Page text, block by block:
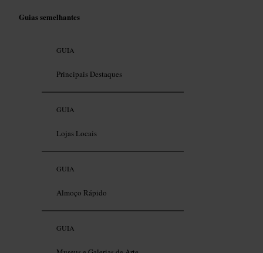
Guias semelhantes
GUIA
Principais Destaques
GUIA
Lojas Locais
GUIA
Almoço Rápido
GUIA